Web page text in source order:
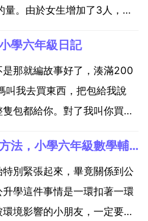
。由於女生增加了3人，而
則後全班人數分率為5 9 10
學六年級日記
那就編故事好了，湊滿200
叫我去買東西，把包給我說
包都給你。對了我叫你買什
吧。我來到了超市，去了最
年1月 2013年3月1...
小學六年級數學輔導方法，小學六年級數學輔導方法
別緊張起來，畢竟關係到公
學這件事情是一環扣著一環
境影響的小朋友，一定要努